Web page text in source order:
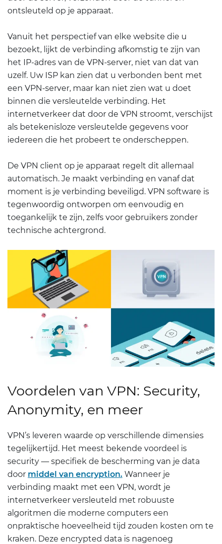
ontsleuteld op je apparaat.
Vanuit het perspectief van elke website die u
bezoekt, lijkt de verbinding afkomstig te zijn van
het IP-adres van de VPN-server, niet van dat van
uzelf. Uw ISP kan zien dat u verbonden bent met
een VPN-server, maar kan niet zien wat u doet
binnen die versleutelde verbinding. Het
internetverkeer dat door de VPN stroomt, verschijst
als betekenisloze versleutelde gegevens voor
iedereen die het probeert te onderscheppen.
De VPN client op je apparaat regelt dit allemaal
automatisch. Je maakt verbinding en vanaf dat
moment is je verbinding beveiligd. VPN software is
tegenwoordig ontworpen om eenvoudig en
toegankelijk te zijn, zelfs voor gebruikers zonder
technische achtergrond.
Voordelen van VPN: Security,
Anonymity, en meer
VPN’s leveren waarde op verschillende dimensies
tegelijkertijd. Het meest bekende voordeel is
security — specifiek de bescherming van je data
door middel van encryption. Wanneer je
verbinding maakt met een VPN, wordt je
internetverkeer versleuteld met robuuste
algoritmen die moderne computers een
onpraktische hoeveelheid tijd zouden kosten om te
kraken. Deze encrypted data is nagenoeg